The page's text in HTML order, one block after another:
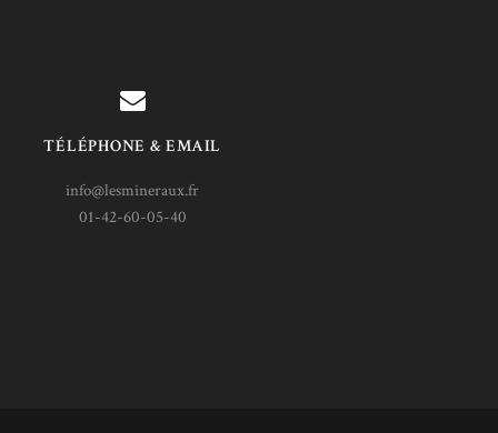
TÉLÉPHONE & EMAIL
info@lesmineraux.fr
01-42-60-05-40